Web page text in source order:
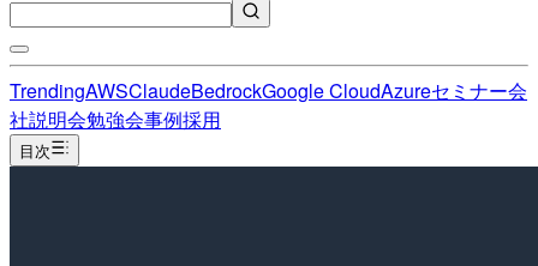
TrendingAWSClaudeBedrockGoogle CloudAzureセミナー会
社説明会勉強会事例採用
目次